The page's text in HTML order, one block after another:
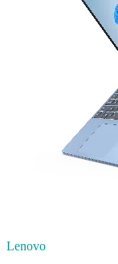
Lenovo